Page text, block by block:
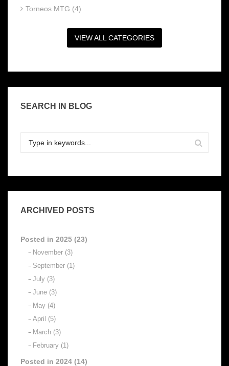
Torneos MTG (4)
VIEW ALL CATEGORIES
SEARCH IN BLOG
ARCHIVED POSTS
Posted in 2025 (23)
November (3)
September (1)
July (3)
June (3)
May (4)
April (5)
March (3)
February (1)
Posted in 2024 (14)